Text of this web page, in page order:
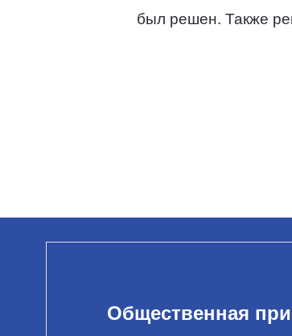
был решен. Также
Общественная